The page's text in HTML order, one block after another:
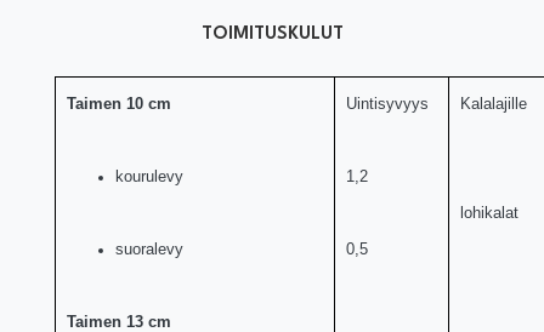
TOIMITUSKULUT
Taimen 10 cm Uintisyvyys Kalalajille
kourulevy
1,2
lohikalat
suoralevy
0,5
Taimen 13 cm